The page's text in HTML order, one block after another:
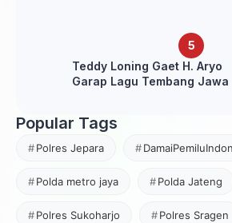
Teddy Loning Gaet H. Aryo
Garap Lagu Tembang Jawa
Popular Tags
Polres Jepara
Polda metro jaya Polda Jateng
Polres Sukoharjo Polres Sragen